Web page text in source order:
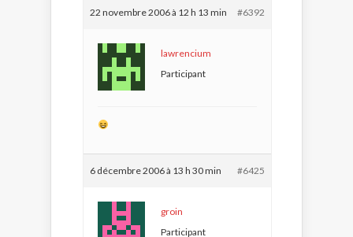
22 novembre 2006 à 12 h 13 min #6392
lawrencium
Participant
6 décembre 2006 à 13 h 30 min #6425
groin
Participant